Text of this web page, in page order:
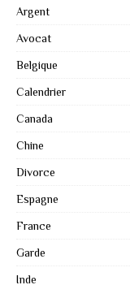
Argent
Avocat
Belgique
Calendrier
Canada
Chine
Divorce
Espagne
France
Garde
Inde